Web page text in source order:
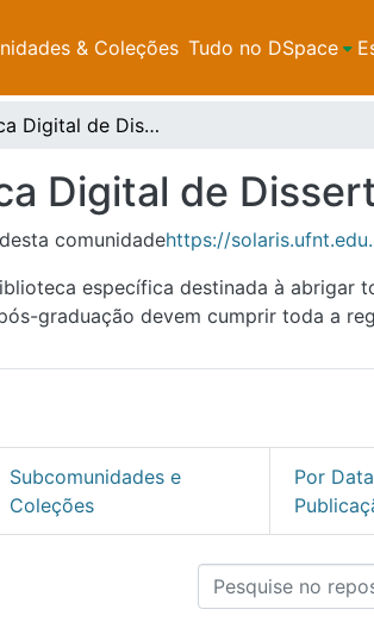
& Coleções Tudo no DSpace
Biblioteca Digital de Dissertações e Teses da UFNT
Digital de
comunidadehttps://
específica destinada à abrigar
graduação devem cumprir toda a
Subcomunidades e
Coleções
Por